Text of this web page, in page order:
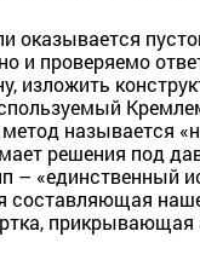
оказывается
и проверяемо
изложить
называется
решения под
– «единственный
составляющая